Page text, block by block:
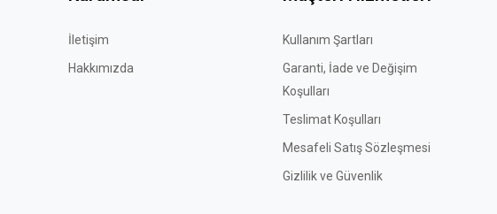
İletişim
Hakkımızda
Kullanım Şartları
Garanti, İade ve Değişim
Koşulları
Teslimat Koşulları
Mesafeli Satış Sözleşmesi
Gizlilik ve Güvenlik